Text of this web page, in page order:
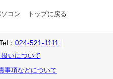
コン トップに戻る
： 024-521-1111
いについて
事項などについて